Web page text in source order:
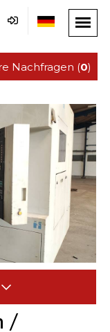
Nachfragen (0)
/